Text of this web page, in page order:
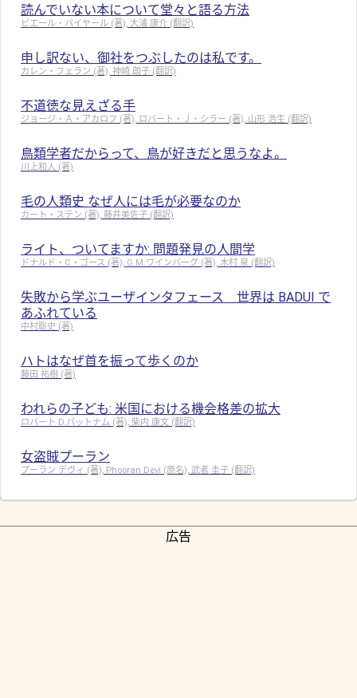
読んでいない本について堂々と語る方法
ピエール・バイヤール (著), 大浦 康介 (翻訳)
申し訳ない、御社をつぶしたのは私です。
カレン・フェラン (著), 神崎 朗子 (翻訳)
不道徳な見えざる手
ジョージ・Ａ・アカロフ (著), ロバート・Ｊ・シラー (著), 山形 浩生 (翻訳)
鳥類学者だからって、鳥が好きだと思うなよ。
川上和人 (著)
毛の人類史 なぜ人には毛が必要なのか
カート・ステン (著), 藤井美佐子 (翻訳)
ライト、ついてますか: 問題発見の人間学
ドナルド・C・ゴース (著), G.M.ワインバーグ (著), 木村 泉 (翻訳)
失敗から学ぶユーザインタフェース 世界は BADUI で
あふれている
中村聡史 (著)
ハトはなぜ首を振って歩くのか
藤田 祐樹 (著)
われらの子ども: 米国における機会格差の拡大
ロバート D.パットナム (著), 柴内 康文 (翻訳)
女盗賊プーラン
プーラン デヴィ (著), Phooran Devi (原名), 武者 圭子 (翻訳)
広告